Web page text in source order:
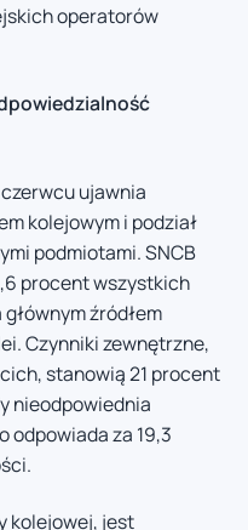
operatorów
ujawnia
kolejowym i podział
podmiotami. SNCB
procent wszystkich
źródłem
Czynniki zewnętrzne,
stanowią 21 procent
nieodpowiednia
odpowiada za 19,3
kolejowej, jest